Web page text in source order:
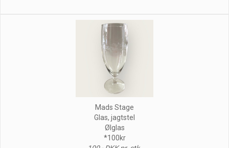
Mads Stage
Glas, jagtstel
Ølglas
*100kr